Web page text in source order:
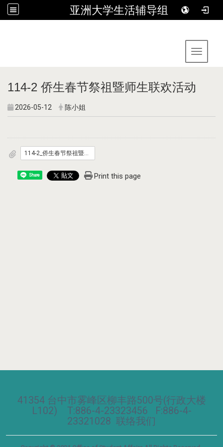
亚洲大学生活辅导组
Toggle
114-2 侨生春节祭祖暨师生联欢活动
2026-05-12 陈小姐
114-2_侨生春节祭祖暨师生联欢活动.pdf
Share Print this page
41354 台中市雾峰区柳丰路500号(行政大楼
L102) T:886-4-23323456 F:886-4-
23321028 联络我们